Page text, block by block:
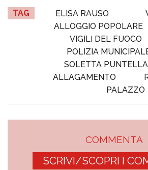
TAG ELISA RAUSO
ALLOGGIO POPOLARE
VIGILI DEL FUOCO
POLIZIA
SOLETTA
ALLAGAMENTO
PALAZZO
COMMENTA
SCRIVI/SCOPRI I